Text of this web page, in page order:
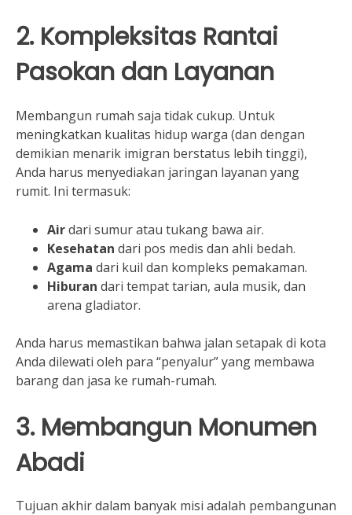
2. Kompleksitas Rantai
Pasokan dan Layanan
Membangun rumah saja tidak cukup. Untuk
meningkatkan kualitas hidup warga (dan dengan
demikian menarik imigran berstatus lebih tinggi),
Anda harus menyediakan jaringan layanan yang
rumit. Ini termasuk:
Airdari sumur atau tukang bawa air.
Kesehatan dari pos medis dan ahli bedah.
Agama dari kuil dan kompleks pemakaman.
Hiburan dari tempat tarian, aula musik, dan
arena gladiator.
Anda harus memastikan bahwa jalan setapak di kota
Anda dilewati oleh para “penyalur” yang membawa
barang dan jasa ke rumah-rumah.
3. Membangun Monumen
Abadi
Tujuan akhir dalam banyak misi adalah pembangunan